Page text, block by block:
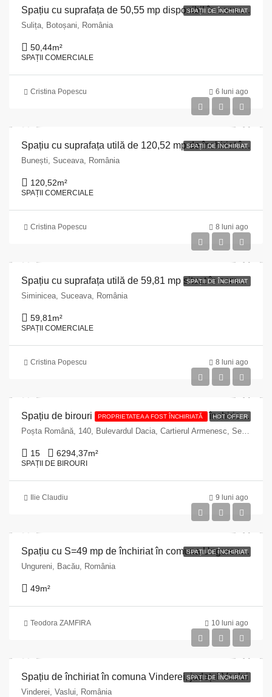
SPAȚII DE ÎNCHIRIAT
Spațiu cu suprafața de 50,55 mp disponibil în comuna Sulița, județul Botoșani.
Sulița, Botoșani, România
50,44m²
SPAȚII COMERCIALE
Cristina Popescu 6 luni ago
SPAȚII DE ÎNCHIRIAT
Spațiu cu suprafața utilă de 120,52 mp de închiriat în comuna Bunești, județul Suceava.
Bunești, Suceava, România
120,52m²
SPAȚII COMERCIALE
Cristina Popescu 8 luni ago
SPAȚII DE ÎNCHIRIAT
Spațiu cu suprafața utilă de 59,81 mp situat în comuna Siminicea, județul Suceava
Siminicea, Suceava, România
59,81 m²
SPAȚII COMERCIALE
Cristina Popescu 8 luni ago
PROPRIETATEA A FOST ÎNCHIRIATĂ HOT OFFER
Spațiu de birouri premium disponibil pentru închiriere – Bulevardul Dacia 140, București
Poșta Română, 140, Bulevardul Dacia, Cartierul Armenesc, Sector 2, Bucharest, 020065, Romania
15 6294,37m²
SPAȚII DE BIROURI
Ilie Claudiu 9 luni ago
SPAȚII DE ÎNCHIRIAT
Spațiu cu S=49 mp de închiriat în comuna Ungureni, str. Principală, bl. 3, sc.A, parter , jud. Bacau
Ungureni, Bacău, România
49m²
Teodora ZAMFIRA 10 luni ago
SPAȚII DE ÎNCHIRIAT
Spațiu de închiriat în comuna Vinderei, județul Vaslui
Vinderei, Vaslui, România